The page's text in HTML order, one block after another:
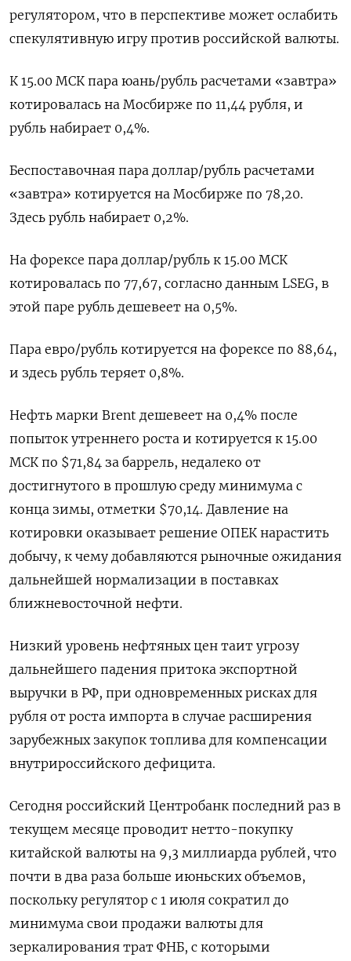
регулятором, что в перспективе может ослабить
спекулятивную игру против российской валюты.
К 15.00 МСК пара юань/рубль расчетами «завтра»
котировалась на Мосбирже по 11,44 рубля, и
рубль набирает 0,4%.
Беспоставочная пара доллар/рубль расчетами
«завтра» котируется на Мосбирже по ​78,20.
Здесь рубль набирает 0,2%.
На форексе пара ​доллар/рубль к 15.00 МСК
котировалась по 77,67, ​согласно данным ⁠LSEG, в
этой паре рубль дешевеет на 0,5%.
Пара евро/рубль котируется на форексе по 88,64,
и здесь рубль ‌теряет 0,8%.
Нефть марки Brent дешевеет на 0,4% после
‌попыток утреннего роста и котируется к 15.00
МСК по $71,84 за баррель, недалеко от
достигнутого в прошлую среду минимума с
конца зимы, отметки $70,14. Давление ​на
котировки оказывает решение ОПЕК нарастить
добычу, к чему добавляются рыночные ожидания
дальнейшей нормализации в поставках
ближневосточной нефти.
Низкий уровень ‌нефтяных цен таит угрозу
дальнейшего падения притока экспортной
выручки в РФ, при одновременных рисках для
рубля от роста импорта ​в случае расширения
зарубежных закупок топлива для компенсации
внутрироссийского дефицита.
Сегодня российский Центробанк последний раз в
текущем месяце проводит нетто-покупку
китайской ‌валюты на 9,3 миллиарда рублей, что
почти в два раза больше июньских объемов,
поскольку регулятор с 1 июля сократил до
минимума свои продажи валюты для
зеркалирования трат ФНБ, с которыми